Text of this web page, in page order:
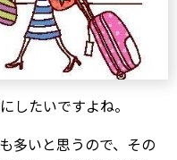
したいですよね。
多いと思うので、その